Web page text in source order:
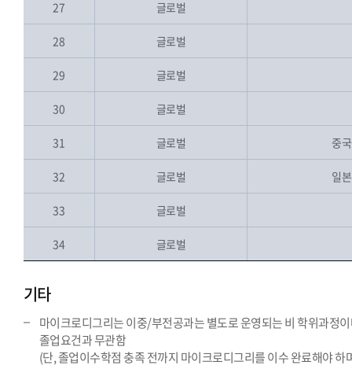
27 글로벌
28 글로벌
29 글로벌
30 글로벌
31 글로벌 중
32 글로벌 일
33 글로벌
34 글로벌
기타
마이크로디그리는 이중/부전공과는 별도로 운영되는 비 학위과정
졸업요건과 무관함
(단, 졸업이수학점 충족 전까지 마이크로디그리를 이수 완료해야 하